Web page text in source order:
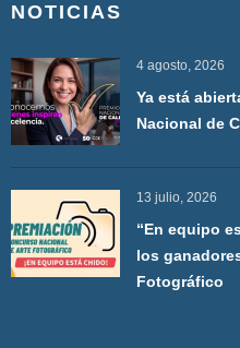
NOTICIAS
4 agosto, 2026
Ya está
Nacional de
13 julio, 2026
“En equipo
los
Fotográfico